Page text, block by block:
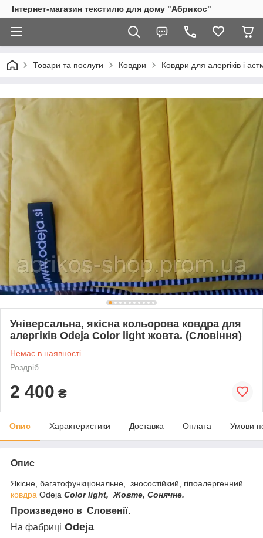
Інтернет-магазин текстилю для дому "Абрикос"
Товари та послуги Ковдри Ковдри для алергіків і
Універсальна, якісна кольорова ковдра для
алергіків Odeja Color light жовта. (Словіння)
Немає в наявності
Роздріб
2 400 ₴
Опис Характеристики Доставка Оплата Умови
Опис
Якісне, багатофункціональне, зносостійкий, гіпоалергенний
ковдра Odeja Сolor light, Жовте, Сонячне.
Произведено в Словенії.
На фабриці Odeja